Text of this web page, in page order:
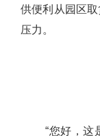
供便利从园区
压力。
“您好，这是